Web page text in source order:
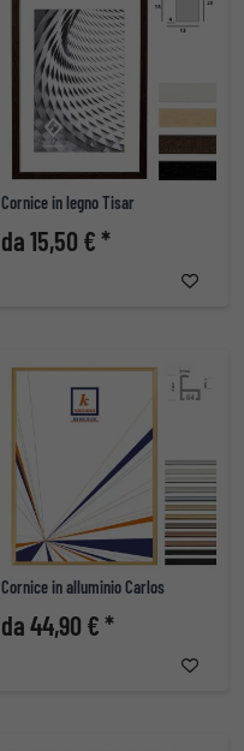
Cornice in legno Tisar
da 15,50 € *
Cornice in alluminio Carlos
da 44,90 € *